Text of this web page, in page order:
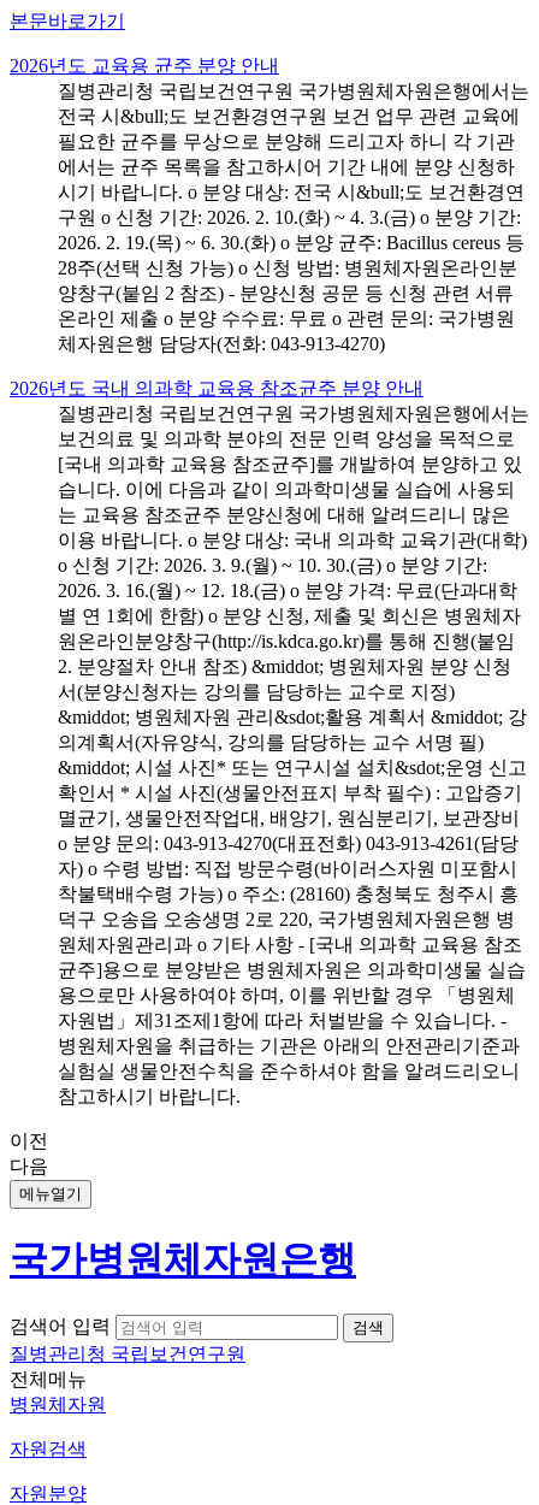
본문바로가기
2026년도 교육용 균주 분양 안내
질병관리청 국립보건연구원 국가병원체자원은행에서는
전국 시&bull;도 보건환경연구원 보건 업무 관련 교육에
필요한 균주를 무상으로 분양해 드리고자 하니 각 기관
에서는 균주 목록을 참고하시어 기간 내에 분양 신청하
시기 바랍니다. o 분양 대상: 전국 시&bull;도 보건환경연
구원 o 신청 기간: 2026. 2. 10.(화) ~ 4. 3.(금) o 분양 기간:
2026. 2. 19.(목) ~ 6. 30.(화) o 분양 균주: Bacillus cereus 등
28주(선택 신청 가능) o 신청 방법: 병원체자원온라인분
양창구(붙임 2 참조) - 분양신청 공문 등 신청 관련 서류
온라인 제출 o 분양 수수료: 무료 o 관련 문의: 국가병원
체자원은행 담당자(전화: 043-913-4270)
2026년도 국내 의과학 교육용 참조균주 분양 안내
질병관리청 국립보건연구원 국가병원체자원은행에서는
보건의료 및 의과학 분야의 전문 인력 양성을 목적으로
[국내 의과학 교육용 참조균주]를 개발하여 분양하고 있
습니다. 이에 다음과 같이 의과학미생물 실습에 사용되
는 교육용 참조균주 분양신청에 대해 알려드리니 많은
이용 바랍니다. o 분양 대상: 국내 의과학 교육기관(대학)
o 신청 기간: 2026. 3. 9.(월) ~ 10. 30.(금) o 분양 기간:
2026. 3. 16.(월) ~ 12. 18.(금) o 분양 가격: 무료(단과대학
별 연 1회에 한함) o 분양 신청, 제출 및 회신은 병원체자
원온라인분양창구(http://is.kdca.go.kr)를 통해 진행(붙임
2. 분양절차 안내 참조) &middot; 병원체자원 분양 신청
서(분양신청자는 강의를 담당하는 교수로 지정)
&middot; 병원체자원 관리&sdot;활용 계획서 &middot; 강
의계획서(자유양식, 강의를 담당하는 교수 서명 필)
&middot; 시설 사진* 또는 연구시설 설치&sdot;운영 신고
확인서 * 시설 사진(생물안전표지 부착 필수) : 고압증기
멸균기, 생물안전작업대, 배양기, 원심분리기, 보관장비
o 분양 문의: 043-913-4270(대표전화) 043-913-4261(담당
자) o 수령 방법: 직접 방문수령(바이러스자원 미포함시
착불택배수령 가능) o 주소: (28160) 충청북도 청주시 흥
덕구 오송읍 오송생명 2로 220, 국가병원체자원은행 병
원체자원관리과 o 기타 사항 - [국내 의과학 교육용 참조
균주]용으로 분양받은 병원체자원은 의과학미생물 실습
용으로만 사용하여야 하며, 이를 위반할 경우 「병원체
자원법」제31조제1항에 따라 처벌받을 수 있습니다. -
병원체자원을 취급하는 기관은 아래의 안전관리기준과
실험실 생물안전수칙을 준수하셔야 함을 알려드리오니
참고하시기 바랍니다.
이전
다음
메뉴열기
국가병원체자원은행
검색어 입력
질병관리청 국립보건연구원
전체메뉴
병원체자원
자원검색
자원분양